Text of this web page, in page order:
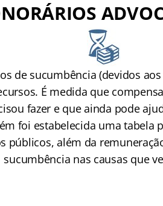
de sucumbência (devidos
É medida que
fazer e que ainda pode
foi estabelecida uma tabela
públicos, além da
sucumbência nas causas que